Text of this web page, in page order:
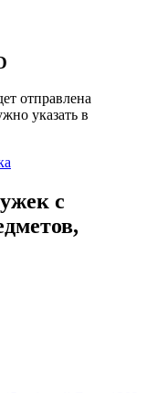
отправлена
указать в
с